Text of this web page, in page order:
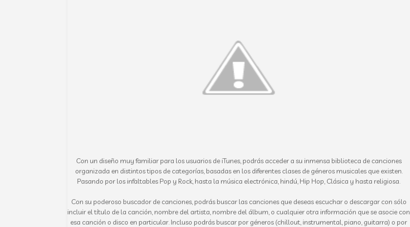
Con un diseño muy familiar para los usuarios de iTunes, podrás acceder a su inmensa biblioteca de canciones
organizada en distintos tipos de categorías, basadas en los diferentes clases de géneros musicales que existen.
Pasando por los infaltables Pop y Rock, hasta la música electrónica, hindú, Hip Hop, Clásica y hasta religiosa.
Con su poderoso buscador de canciones, podrás buscar las canciones que deseas escuchar o descargar con sólo
incluir el título de la canción, nombre del artista, nombre del álbum, o cualquier otra información que se asocie con
esa canción o disco en particular. Incluso podrás buscar por géneros (chillout, instrumental, piano, guitarra) o por